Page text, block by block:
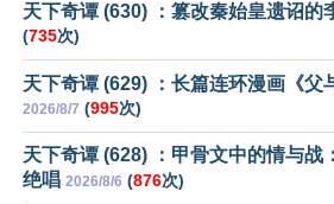
天下奇谭 (630) ：篡改秦始皇遗诏的
(735次)
天下奇谭 (629) ：长篇连环漫画《父
2026/8/7 (995次)
天下奇谭 (628) ：甲骨文中的情与战
绝唱 2026/8/6 (876次)